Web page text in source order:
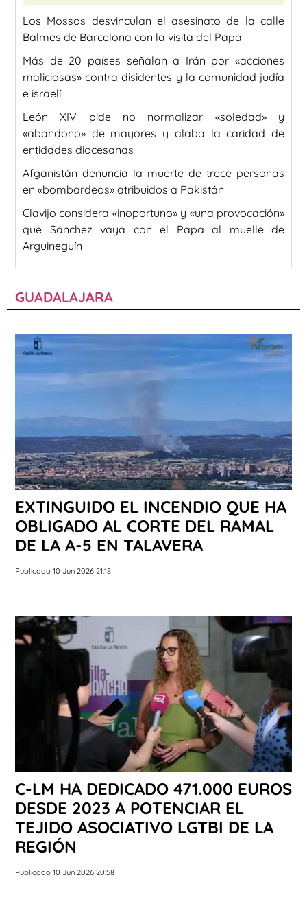
Los Mossos desvinculan el asesinato de la calle
Balmes de Barcelona con la visita del Papa
Más de 20 países señalan a Irán por «acciones
maliciosas» contra disidentes y la comunidad judía
e israelí
León XIV pide no normalizar «soledad» y
«abandono» de mayores y alaba la caridad de
entidades diocesanas
Afganistán denuncia la muerte de trece personas
en «bombardeos» atribuidos a Pakistán
Clavijo considera «inoportuno» y «una provocación»
que Sánchez vaya con el Papa al muelle de
Arguineguín
GUADALAJARA
EXTINGUIDO EL INCENDIO QUE HA
OBLIGADO AL CORTE DEL RAMAL
DE LA A-5 EN TALAVERA
Publicado 10 Jun 2026 21:18
C-LM HA DEDICADO 471.000 EUROS
DESDE 2023 A POTENCIAR EL
TEJIDO ASOCIATIVO LGTBI DE LA
REGIÓN
Publicado 10 Jun 2026 20:58